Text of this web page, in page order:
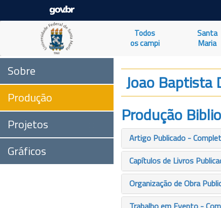
Todos
os campi
Santa
Maria
Sobre
Produção
Projetos
Gráficos
Joao Baptista
Produção
Artigo Publicado -
Capítulos de Livros
Organização de Obra